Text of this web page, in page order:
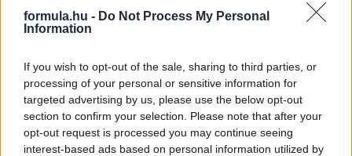
formula.hu - Do Not Process My Personal
Information
If you wish to opt-out of the sale, sharing to third parties, or
processing of your personal or sensitive information for
targeted advertising by us, please use the below opt-out
section to confirm your selection. Please note that after your
opt-out request is processed you may continue seeing
interest-based ads based on personal information utilized by
legfrissebb adását!